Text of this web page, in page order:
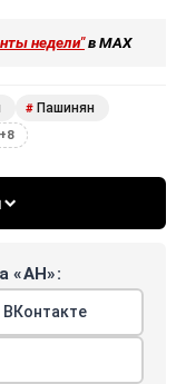
недели"в МАХ
# Пашинян
«АН»:
ВКонтакте